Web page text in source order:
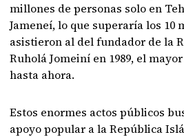
millones de personas solo en
Jameneí, lo que superaría los 10
asistieron al del fundador de la
Ruholá Jomeiní en 1989, el
hasta ahora.
Estos enormes actos públicos
apoyo popular a la República